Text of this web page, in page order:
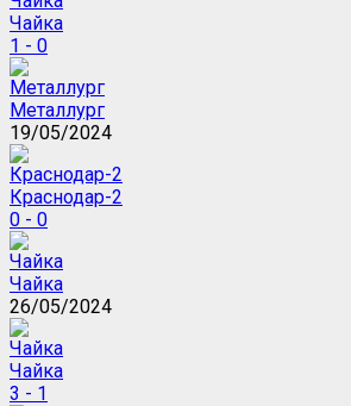
Чайка
1 - 0
Металлург
19/05/2024
Краснодар-2
0 - 0
Чайка
26/05/2024
Чайка
3 - 1